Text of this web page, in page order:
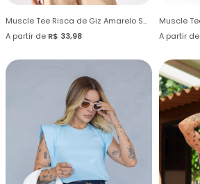
Muscle Tee Risca de Giz Amarelo Saffron
A partir de R$ 33,98
A partir de